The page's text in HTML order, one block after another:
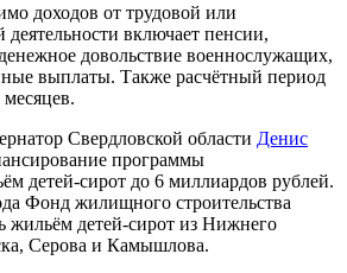
доходов от трудовой или
деятельности включает пенсии,
довольствие военнослужащих,
выплаты. Также расчётный период
Свердловской области Денис
программы
детей-сирот до 6 миллиардов рублей.
Фонд жилищного строительства
жильём детей-сирот из Нижнего
Серова и Камышлова.